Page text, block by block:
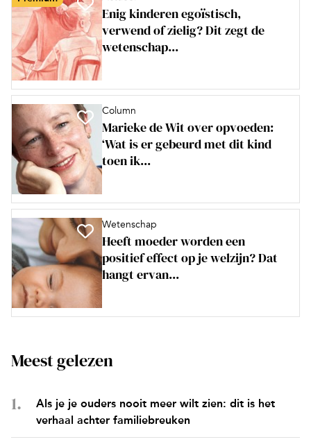
Enig kinderen egoïstisch,
verwend of zielig? Dit zegt de
wetenschap...
Column
Marieke de Wit over opvoeden:
‘Wat is er gebeurd met dit kind
toen ik...
Wetenschap
Heeft moeder worden een
positief effect op je welzijn? Dat
hangt ervan...
Meest gelezen
Als je je ouders nooit meer wilt zien: dit is het
verhaal achter familiebreuken